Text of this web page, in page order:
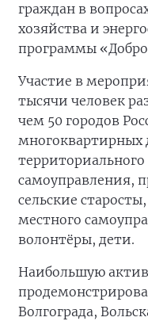
граждан в
хозяйства и
программы
Участие в
тысячи человек
чем 50 городов
многоквартирных
самоуправления,
сельские
местного
волонтёры, дети.
Наибольшую
Волгограда,